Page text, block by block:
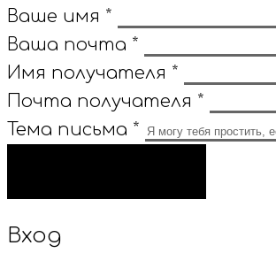
Ваше имя *
Ваша почта *
Имя получателя *
Почта получателя *
Тема письма *
Вход